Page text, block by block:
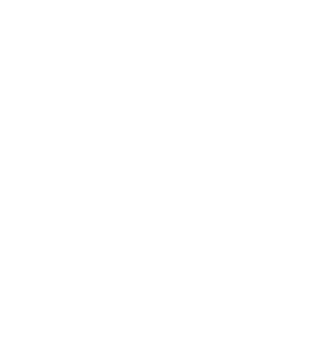
tsi, 63 kW, Benzine, 5 deuren